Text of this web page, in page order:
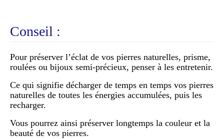
Conseil :
Pour préserver l’éclat de vos pierres naturelles, prisme,
roulées ou bijoux semi-précieux, penser à les entretenir.
Ce qui signifie décharger de temps en temps vos pierres
naturelles de toutes les énergies accumulées, puis les
recharger.
Vous pourrez ainsi préserver longtemps la couleur et la
beauté de vos pierres.